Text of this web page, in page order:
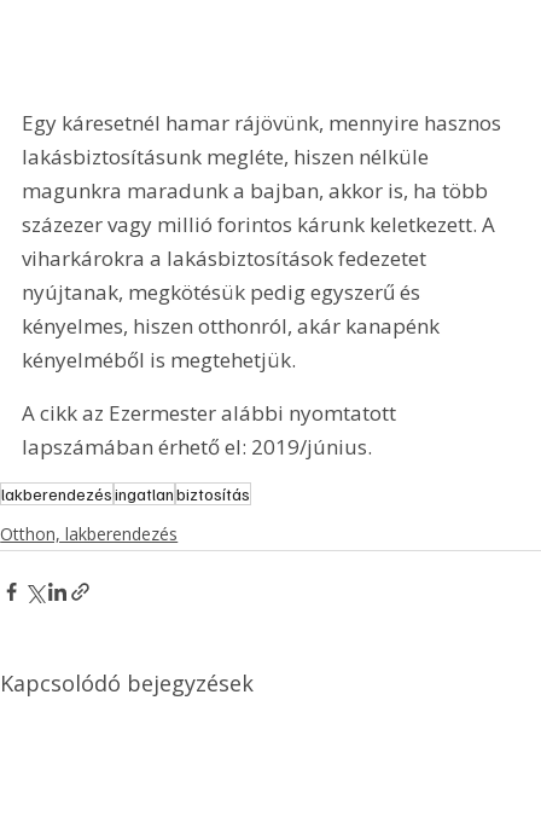
Egy káresetnél hamar rájövünk, mennyire hasznos
lakásbiztosításunk megléte, hiszen nélküle
magunkra maradunk a bajban, akkor is, ha több
százezer vagy millió forintos kárunk keletkezett. A
viharkárokra a lakásbiztosítások fedezetet
nyújtanak, megkötésük pedig egyszerű és
kényelmes, hiszen otthonról, akár kanapénk
kényelméből is megtehetjük.
A cikk az Ezermester alábbi nyomtatott
lapszámában érhető el: 2019/június.
lakberendezésingatlanbiztosítás
Otthon, lakberendezés
Kapcsolódó bejegyzések